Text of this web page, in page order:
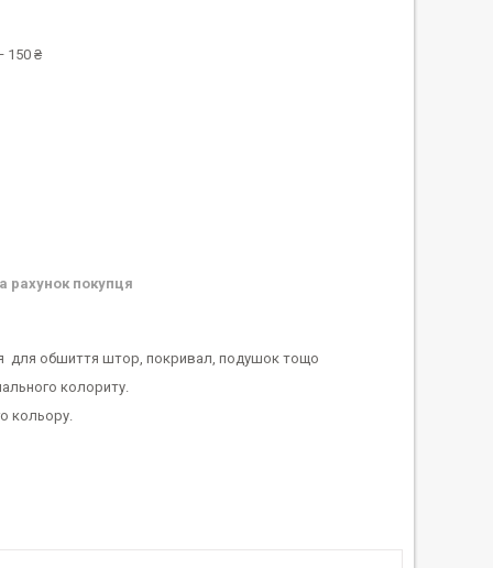
150 ₴
рахунок покупця
для обшиття штор, покривал, подушок тощо
колориту.
кольору.